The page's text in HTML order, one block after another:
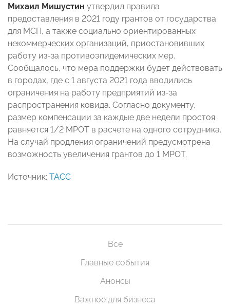
Михаил Мишустин утвердил правила
предоставления в 2021 году грантов от государства
для МСП, а также социально ориентированных
некоммерческих организаций, приостановивших
работу из-за противоэпидемических мер.
Сообщалось, что мера поддержки будет действовать
в городах, где с 1 августа 2021 года вводились
ограничения на работу предприятий из-за
распространения ковида. Согласно документу,
размер компенсации за каждые две недели простоя
равняется 1/2 МРОТ в расчете на одного сотрудника.
На случай продления ограничений предусмотрена
возможность увеличения грантов до 1 МРОТ.
Источник: ТАСС
Все
Главные события
Анонсы
Важное для бизнеса